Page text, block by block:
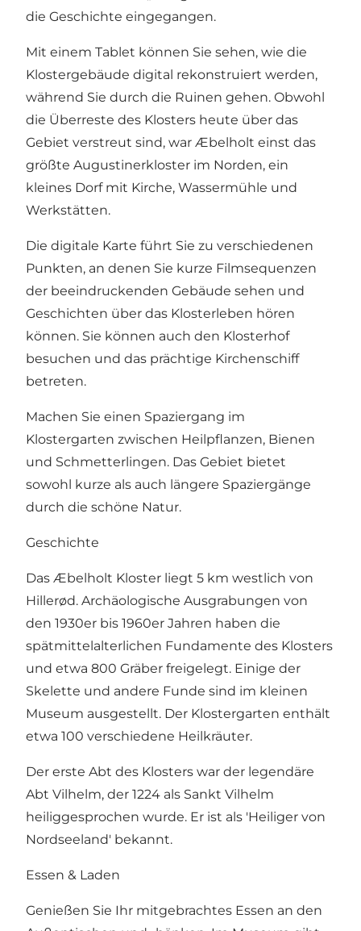
die Geschichte eingegangen.
Mit einem Tablet können Sie sehen, wie die
Klostergebäude digital rekonstruiert werden,
während Sie durch die Ruinen gehen. Obwohl
die Überreste des Klosters heute über das
Gebiet verstreut sind, war Æbelholt einst das
größte Augustinerkloster im Norden, ein
kleines Dorf mit Kirche, Wassermühle und
Werkstätten.
Die digitale Karte führt Sie zu verschiedenen
Punkten, an denen Sie kurze Filmsequenzen
der beeindruckenden Gebäude sehen und
Geschichten über das Klosterleben hören
können. Sie können auch den Klosterhof
besuchen und das prächtige Kirchenschiff
betreten.
Machen Sie einen Spaziergang im
Klostergarten zwischen Heilpflanzen, Bienen
und Schmetterlingen. Das Gebiet bietet
sowohl kurze als auch längere Spaziergänge
durch die schöne Natur.
Geschichte
Das Æbelholt Kloster liegt 5 km westlich von
Hillerød. Archäologische Ausgrabungen von
den 1930er bis 1960er Jahren haben die
spätmittelalterlichen Fundamente des Klosters
und etwa 800 Gräber freigelegt. Einige der
Skelette und andere Funde sind im kleinen
Museum ausgestellt. Der Klostergarten enthält
etwa 100 verschiedene Heilkräuter.
Der erste Abt des Klosters war der legendäre
Abt Vilhelm, der 1224 als Sankt Vilhelm
heiliggesprochen wurde. Er ist als 'Heiliger von
Nordseeland' bekannt.
Essen & Laden
Genießen Sie Ihr mitgebrachtes Essen an den